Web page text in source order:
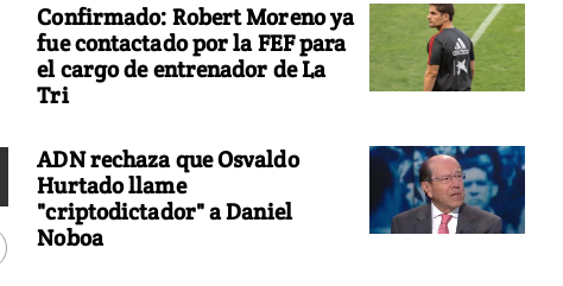
Confirmado: Robert Moreno ya
fue contactado por la FEF para
el cargo de entrenador de La
Tri
ADN rechaza que Osvaldo
Hurtado llame
"criptodictador" a Daniel
Noboa